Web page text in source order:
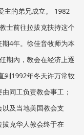
主的弟兄成立。 1982
士前往拉拔克扶持这个
4年。徐佳音牧师为本
期內，教会在经济上逐
到1992年冬天许万常牧
同工负责教会事工；
及当地美国教会支
克华人教会终于在